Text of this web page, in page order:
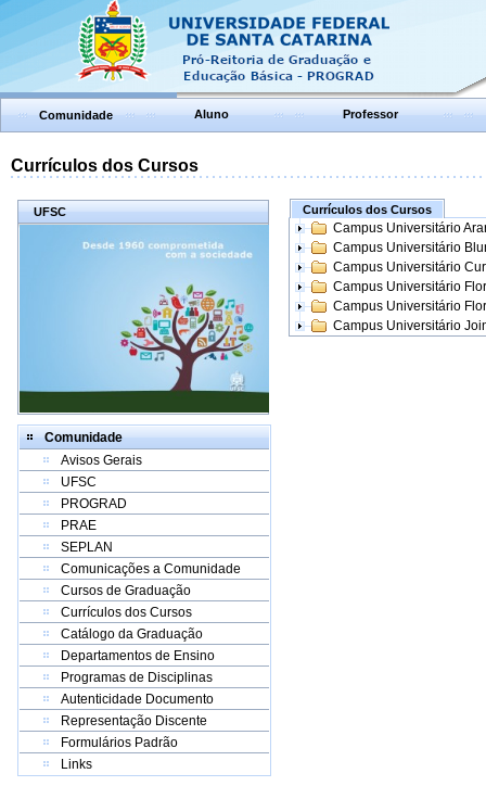
Comunidade Aluno Professor
Currículos dos Cursos
UFSC
Comunidade
Avisos Gerais
UFSC
PROGRAD
PRAE
SEPLAN
Comunicações a Comunidade
Cursos de Graduação
Currículos dos Cursos
Catálogo da Graduação
Departamentos de Ensino
Programas de Disciplinas
Autenticidade Documento
Representação Discente
Formulários Padrão
Links
Currículos dos Cursos
Campus Universitário
Campus Universitário
Campus Universitário
Campus Universitário
Campus Universitário
Campus Universitário